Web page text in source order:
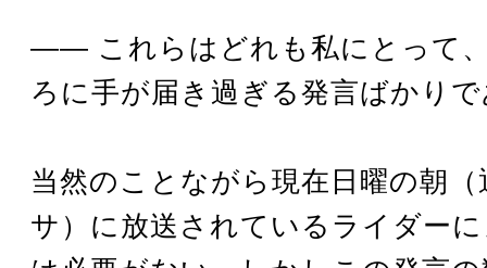
―― これらはどれも私にとって
ろに手が届き過ぎる発言ばかり
当然のことながら現在日曜の朝
サ）に放送されているライダー